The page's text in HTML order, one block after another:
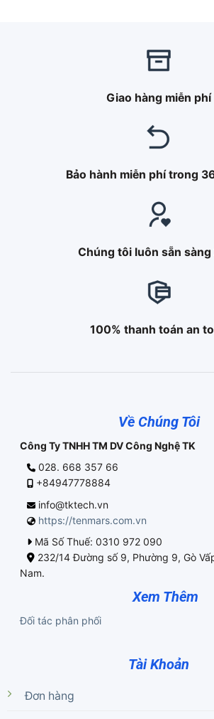
Giao hàng miễn phí
Bảo hành miễn phí trong
Chúng tôi luôn sẵn
100% thanh toán an
Về Chúng Tôi
Công Ty TNHH TM DV Công Nghệ TK
028. 668 357 66
+84947778884
info@tktech.vn
https://tenmars.com.vn
Mã Số Thuế: 0310 972 090
232/14 Đường số 9, Phường 9, Gò
Nam.
Xem Thêm
Đối tác phân phối
Tài Khoản
Đơn hàng